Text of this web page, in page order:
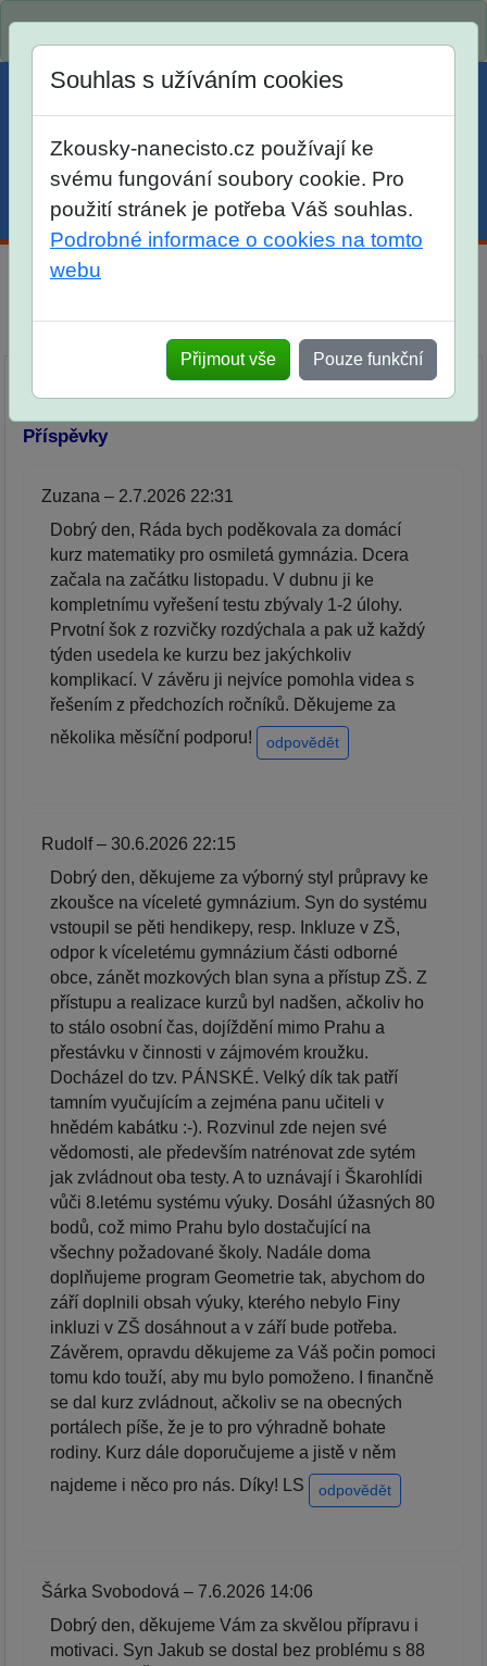
Menu Účet Košík
po skutečných přijímacích zkouškách
Souhlas s užíváním cookies
Zkousky-nanecisto.cz používají ke
svému fungování soubory cookie. Pro
použití stránek je potřeba Váš souhlas.
Podrobné informace o cookies na tomto
webu
Přijmout vše Pouze funkční
Přidat příspěvek
Příspěvky
Zuzana – 2.7.2026 22:31
Dobrý den, Ráda bych poděkovala za domácí
kurz matematiky pro osmiletá gymnázia. Dcera
začala na začátku listopadu. V dubnu ji ke
kompletnímu vyřešení testu zbývaly 1-2 úlohy.
Prvotní šok z rozvičky rozdýchala a pak už každý
týden usedela ke kurzu bez jakýchkoliv
komplikací. V závěru ji nejvíce pomohla videa s
řešením z předchozích ročníků. Děkujeme za
několika měsíční podporu!
odpovědět
Rudolf – 30.6.2026 22:15
Dobrý den, děkujeme za výborný styl průpravy ke
zkoušce na víceleté gymnázium. Syn do systému
vstoupil se pěti hendikepy, resp. Inkluze v ZŠ,
odpor k víceletému gymnázium části odborné
obce, zánět mozkových blan syna a přístup ZŠ. Z
přístupu a realizace kurzů byl nadšen, ačkoliv ho
to stálo osobní čas, dojíždění mimo Prahu a
přestávku v činnosti v zájmovém kroužku.
Docházel do tzv. PÁNSKÉ. Velký dík tak patří
tamním vyučujícím a zejména panu učiteli v
hnědém kabátku :-). Rozvinul zde nejen své
vědomosti, ale především natrénovat zde sytém
jak zvládnout oba testy. A to uznávají i Škarohlídi
vůči 8.letému systému výuky. Dosáhl úžasných 80
bodů, což mimo Prahu bylo dostačující na
všechny požadované školy. Nadále doma
doplňujeme program Geometrie tak, abychom do
září doplnili obsah výuky, kterého nebylo Finy
inkluzi v ZŠ dosáhnout a v září bude potřeba.
Závěrem, opravdu děkujeme za Váš počin pomoci
tomu kdo touží, aby mu bylo pomoženo. I finančně
se dal kurz zvládnout, ačkoliv se na obecných
portálech píše, že je to pro výhradně bohate
rodiny. Kurz dále doporučujeme a jistě v něm
najdeme i něco pro nás. Díky! LS
odpovědět
Šárka Svobodová – 7.6.2026 14:06
Dobrý den, děkujeme Vám za skvělou přípravu i
motivaci. Syn Jakub se dostal bez problému s 88